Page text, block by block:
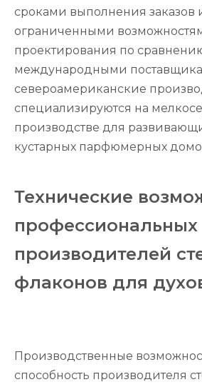
сроками выполнения заказов
ограниченными
проектирования по
международными
североамериканские
специализируются на
производстве для
кустарных парфюмерных
Технические
профессиональных
производителей
флаконов для
Производственные
способность производителя